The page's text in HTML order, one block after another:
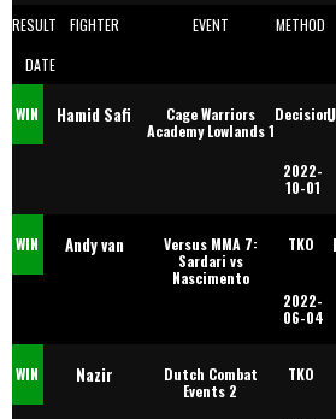
RESULT FIGHTER EVENT METHOD
DATE
WIN Hamid Safi
Cage Warriors
Academy Lowlands 1
Decision
2022-
10-01
WIN Andy van
Versus MMA 7:
Sardari vs
Nascimento
TKO
2022-
06-04
WIN Nazir
Dutch Combat
Events 2
TKO